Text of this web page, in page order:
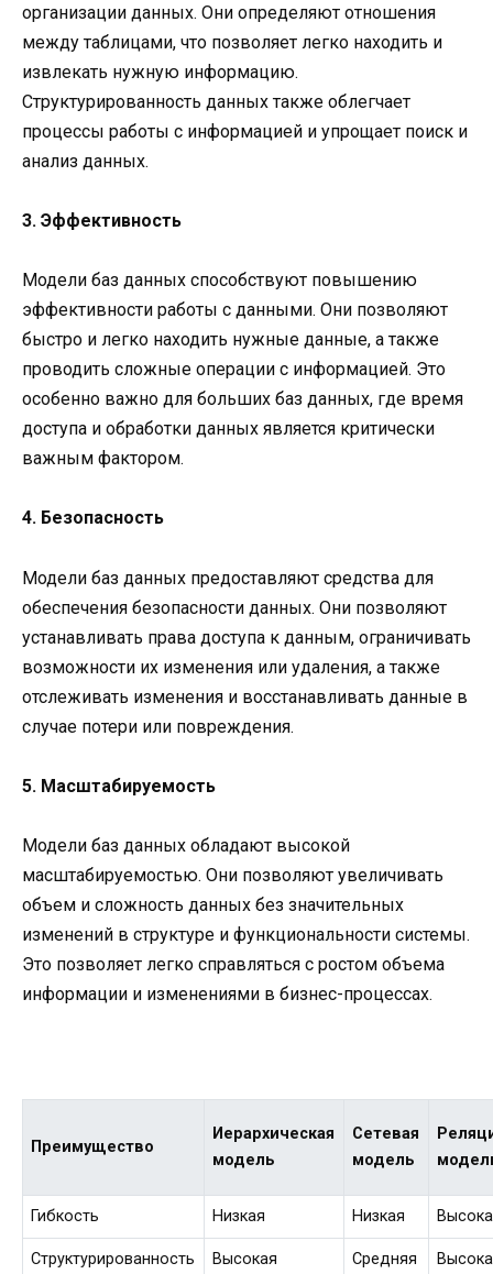
организации данных. Они определяют отношения
между таблицами, что позволяет легко находить и
извлекать нужную информацию.
Структурированность данных также облегчает
процессы работы с информацией и упрощает поиск и
анализ данных.
3. Эффективность
Модели баз данных способствуют повышению
эффективности работы с данными. Они позволяют
быстро и легко находить нужные данные, а также
проводить сложные операции с информацией. Это
особенно важно для больших баз данных, где время
доступа и обработки данных является критически
важным фактором.
4. Безопасность
Модели баз данных предоставляют средства для
обеспечения безопасности данных. Они позволяют
устанавливать права доступа к данным, ограничивать
возможности их изменения или удаления, а также
отслеживать изменения и восстанавливать данные в
случае потери или повреждения.
5. Масштабируемость
Модели баз данных обладают высокой
масштабируемостью. Они позволяют увеличивать
объем и сложность данных без значительных
изменений в структуре и функциональности системы.
Это позволяет легко справляться с ростом объема
информации и изменениями в бизнес-процессах.
Преимущество
Иерархическая
модель
Сетевая
модель
Гибкость Низкая Низкая
Структурированность Высокая Средняя